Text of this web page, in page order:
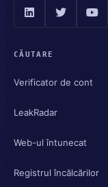
CĂUTARE
Verificator de cont
LeakRadar
Web-ul întunecat
Registrul încălcărilor